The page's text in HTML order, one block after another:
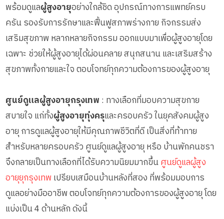
พร้อมดูแลผู้สูงอายุอย่างใกล้ชิด อุปกรณ์ทางการแพทย์ครบ
ครัน รองรับการรักษาและฟื้นฟูสภาพร่างกาย กิจกรรมส่ง
เสริมสุขภาพ หลากหลายกิจกรรม ออกแบบมาเพื่อผู้สูงอายุโดย
เฉพาะ ช่วยให้ผู้สูงอายุได้ผ่อนคลาย สนุกสนาน และเสริมสร้าง
สุขภาพทั้งกายและใจ ตอบโจทย์ทุกความต้องการของผู้สูงอายุ
ศูนย์ดูแลผู้สูงอายุกรุงเทพ : ทางเลือกที่มอบความสุขกาย
สบายใจ แก่ทั้งผู้สูงอายุทุ่งครุและครอบครัว ในยุคสังคมผู้สูง
อายุ การดูแลผู้สูงอายุให้มีคุณภาพชีวิตที่ดี เป็นสิ่งที่ท้าทาย
สำหรับหลายครอบครัว ศูนย์ดูแลผู้สูงอายุ หรือ บ้านพักคนชรา
จึงกลายเป็นทางเลือกที่ได้รับความนิยมมากขึ้นศูนย์ดูแลผู้สูง
อายุยุกรุงเทพเปรียบเสมือนบ้านหลังที่สอง ที่พร้อมมอบการ
ดูแลอย่างมืออาชีพ ตอบโจทย์ทุกความต้องการของผู้สูงอายุ โดย
แบ่งเป็น 4 ด้านหลัก ดังนี้